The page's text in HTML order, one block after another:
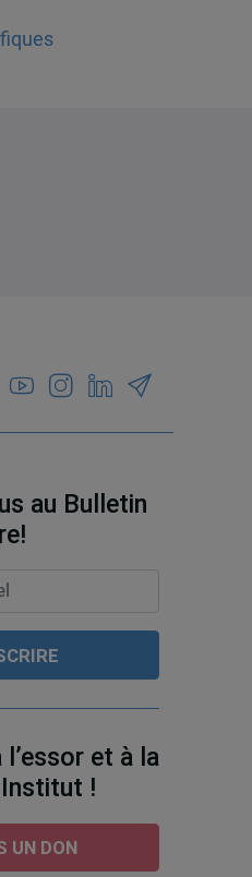
au Bulletin
et à la
!
UN DON